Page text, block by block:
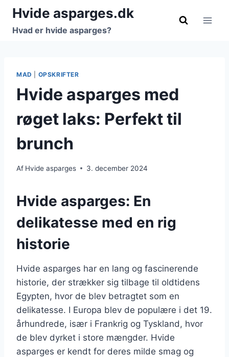
Fortsæt
indhold
Hvide asparges.dk
Hvad er hvide asparges?
MAD OPSKRIFTER
Hvide asparges med
røget laks: Perfekt til
brunch
Af Hvide asparges 3. december 2024
Hvide asparges: En
delikatesse med en rig
historie
Hvide asparges har en lang og fascinerende
historie, der strækker sig tilbage til oldtidens
Egypten, hvor de blev betragtet som en
delikatesse. I Europa blev de populære i det 19.
århundrede, især i Frankrig og Tyskland, hvor
de blev dyrket i store mængder. Hvide
asparges er kendt for deres milde smag og